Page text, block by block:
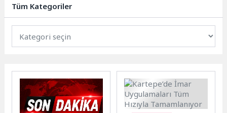
Tüm Kategoriler